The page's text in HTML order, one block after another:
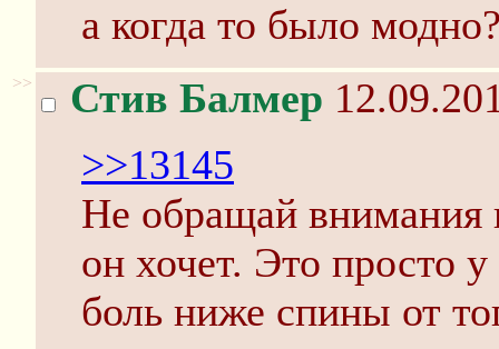
а когда то было
>> Стив Балмер
>>13145
Не обращай внимания
он хочет. Это просто
боль ниже спины от